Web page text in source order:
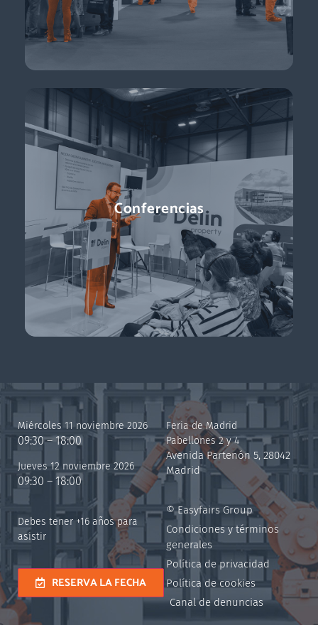
Conferencias
Descubre más
Miércoles 11 noviembre 2026
09:30 – 18:00
Jueves 12 noviembre 2026
09:30 – 18:00
Debes tener +16 años para
asistir
RESERVA LA FECHA
Feria de Madrid
Pabellones 2 y 4
Avenida Partenón 5, 28042
Madrid
© Easyfairs Group
Condiciones y términos
generales
Política de privacidad
Política de cookies
Canal de denuncias